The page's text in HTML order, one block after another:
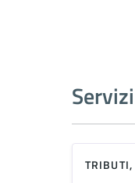
Servizi
TRIBUTI,